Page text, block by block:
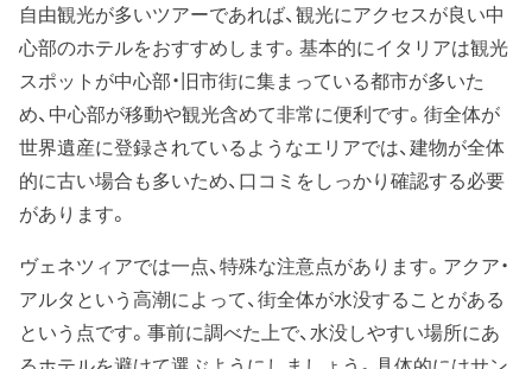
自由観光が多いツアーであれば、観光にアクセスが良い中
心部のホテルをおすすめします。基本的にイタリアは観光
スポットが中心部・旧市街に集まっている都市が多いた
め、中心部が移動や観光含めて非常に便利です。街全体が
世界遺産に登録されているようなエリアでは、建物が全体
的に古い場合も多いため、口コミをしっかり確認する必要
があります。
ヴェネツィアでは一点、特殊な注意点があります。アクア・
アルタという高潮によって、街全体が水没することがある
という点です。事前に調べた上で、水没しやすい場所にあ